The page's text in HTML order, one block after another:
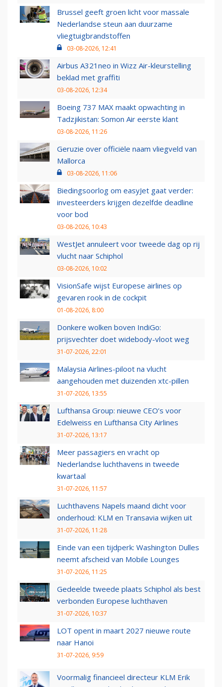
Brussel geeft groen licht voor massale
Nederlandse steun aan duurzame
vliegtuigbrandstoffen
03-08-2026, 12:41
Airbus A321neo in Wizz Air-kleurstelling
beklad met graffiti
03-08-2026, 12:34
Boeing 737 MAX maakt opwachting in
Tadzjikistan: Somon Air eerste klant
03-08-2026, 11:26
Geruzie over officiële naam vliegveld van
Mallorca
03-08-2026, 11:06
Biedingsoorlog om easyJet gaat verder:
investeerders krijgen dezelfde deadline
voor bod
03-08-2026, 10:43
WestJet annuleert voor tweede dag op rij
vlucht naar Schiphol
03-08-2026, 10:02
VisionSafe wijst Europese airlines op
gevaren rook in de cockpit
01-08-2026, 8:00
Donkere wolken boven IndiGo:
prijsvechter doet widebody-vloot weg
31-07-2026, 22:01
Malaysia Airlines-piloot na vlucht
aangehouden met duizenden xtc-pillen
31-07-2026, 13:55
Lufthansa Group: nieuwe CEO’s voor
Edelweiss en Lufthansa City Airlines
31-07-2026, 13:17
Meer passagiers en vracht op
Nederlandse luchthavens in tweede
kwartaal
31-07-2026, 11:57
Luchthavens Napels maand dicht voor
onderhoud: KLM en Transavia wijken uit
31-07-2026, 11:28
Einde van een tijdperk: Washington Dulles
neemt afscheid van Mobile Lounges
31-07-2026, 11:25
Gedeelde tweede plaats Schiphol als best
verbonden Europese luchthaven
31-07-2026, 10:37
LOT opent in maart 2027 nieuwe route
naar Hanoi
31-07-2026, 9:59
Voormalig financieel directeur KLM Erik